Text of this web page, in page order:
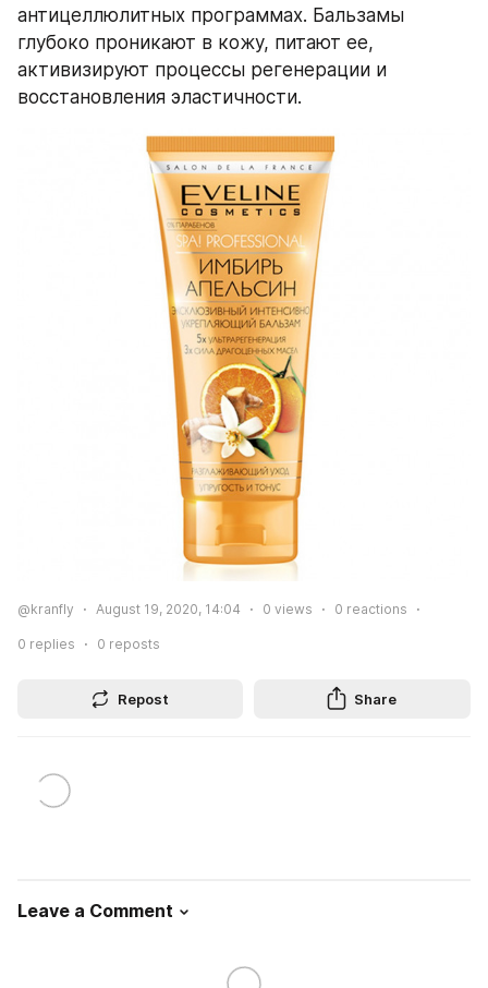
антицеллюлитных программах. Бальзамы
глубоко проникают в кожу, питают ее,
активизируют процессы регенерации и
восстановления эластичности.
@kranfly August 19, 2020, 14:04 0 views 0 reactions
0 replies 0 reposts
Repost Share
Leave a Comment